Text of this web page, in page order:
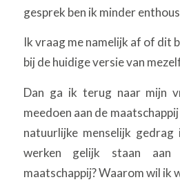
gesprek ben ik minder
Ik vraag me namelijk af of dit
bij de huidige versie van
Dan ga ik terug naar mijn
meedoen aan de
natuurlijke menselijk
werken gelijk staan aan
maatschappij? Waarom wil ik